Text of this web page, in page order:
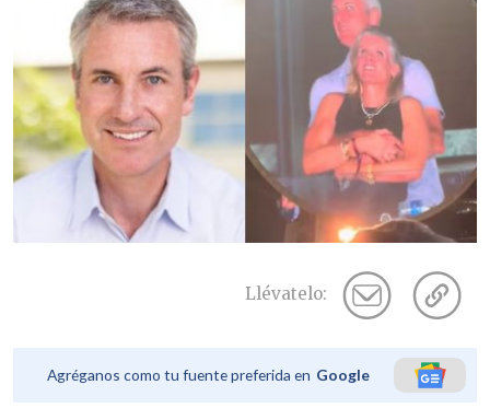
Llévatelo:
Agréganos como tu fuente preferida en Google